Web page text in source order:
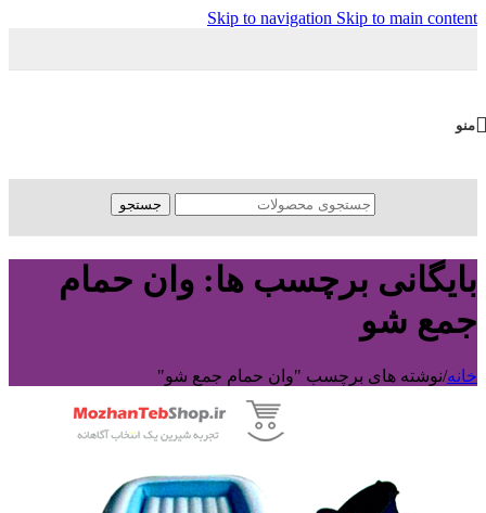
Skip to navigation Skip to main content
منو
جستجو
بایگانی برچسب ها: وان حمام
جمع شو
خانه/نوشته های برچسب "وان حمام جمع شو"